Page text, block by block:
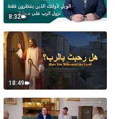
8:32
18:49